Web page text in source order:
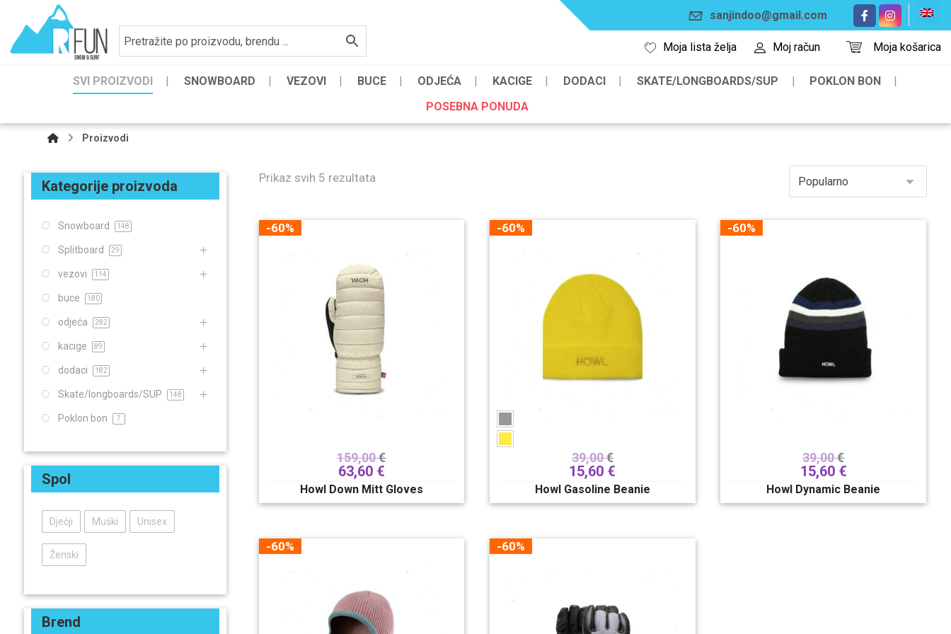
sanjindoo@gmail.com
Moja košarica
Moj račun
Moja lista želja
SVI PROIZVODI SNOWBOARD VEZOVI BUCE ODJEĆA KACIGE DODACI SKATE/LONGBOARDS/SUP
POKLON BON
POSEBNA PONUDA
Proizvodi
Prikaz svih 5 rezultata
-60%
159,00€
63,60 €
Howl Down Mitt Gloves
-60%
39,00€
15,60 €
Howl Gasoline Beanie
-60%
39,00€
15,60 €
Howl Dynamic Beanie
-60% -60%
Kategorije proizvoda
Snowboard 148
Splitboard 29
vezovi 114
buce 180
odjeća 282
kacige 89
dodaci 182
Skate/longboards/SUP 148
Poklon bon 7
Spol
Dječji Muški Unisex
Ženski
Brend